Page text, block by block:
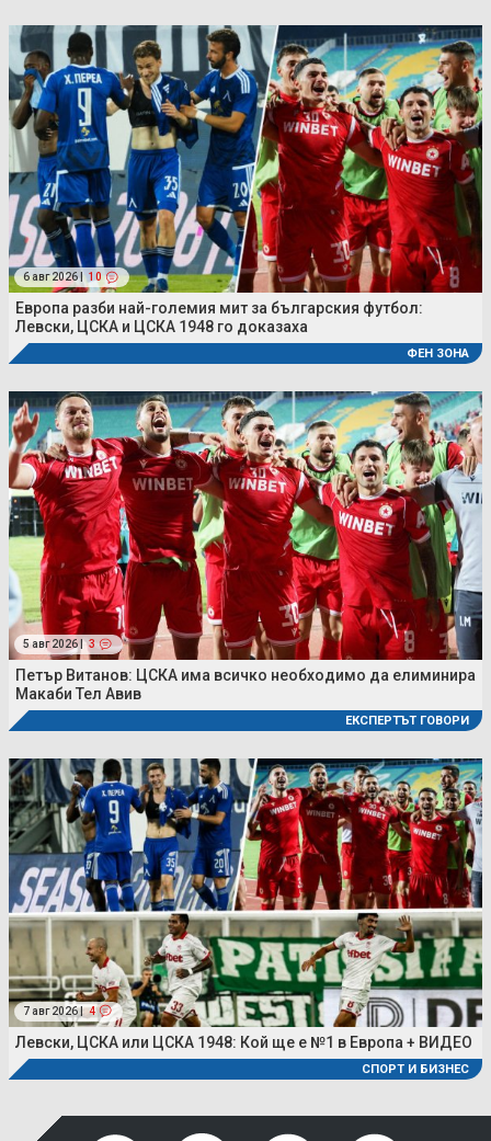
6 авг 2026 | 10
Европа разби най-големия мит за българския футбол:
Левски, ЦСКА и ЦСКА 1948 го доказаха
ФЕН ЗОНА
5 авг 2026 | 3
Петър Витанов: ЦСКА има всичко необходимо да елиминира
Макаби Тел Авив
ЕКСПЕРТЪТ ГОВОРИ
7 авг 2026 | 4
Левски, ЦСКА или ЦСКА 1948: Кой ще е №1 в Европа + ВИДЕО
СПОРТ И БИЗНЕС